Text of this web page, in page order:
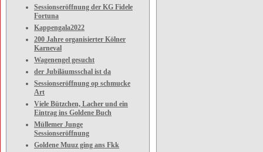
Sessionseröffnung der KG Fidele
Fortuna
Kappengala2022
200 Jahre organisierter Kölner
Karneval
Wagenengel gesucht
der Jubiläumsschal ist da
Sessionseröffnung op schmucke
Art
Viele Bützchen, Lacher und ein
Eintrag ins Goldene Buch
Müllemer Junge
Sessionseröffnung
Goldene Muuz ging ans Fkk